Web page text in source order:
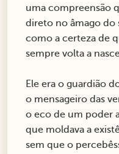
uma compreensão
direto no âmago do
como a certeza de
sempre volta a
Ele era o guardião
o mensageiro das
o eco de um poder
que moldava a
sem que o